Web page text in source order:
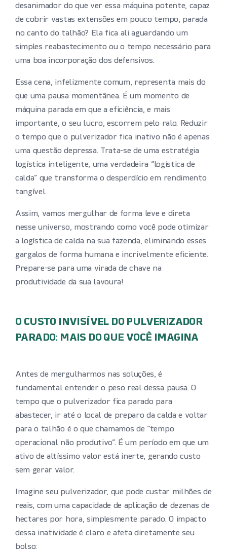
desanimador do que ver essa máquina potente, capaz
de cobrir vastas extensões em pouco tempo, parada
no canto do talhão? Ela fica ali aguardando um
simples reabastecimento ou o tempo necessário para
uma boa incorporação dos defensivos.
Essa cena, infelizmente comum, representa mais do
que uma pausa momentânea. É um momento de
máquina parada em que a eficiência, e mais
importante, o seu lucro, escorrem pelo ralo. Reduzir
o tempo que o pulverizador fica inativo não é apenas
uma questão depressa. Trata-se de uma estratégia
logística inteligente, uma verdadeira “logística de
calda” que transforma o desperdício em rendimento
tangível.
Assim, vamos mergulhar de forma leve e direta
nesse universo, mostrando como você pode otimizar
a logística de calda na sua fazenda, eliminando esses
gargalos de forma humana e incrivelmente eficiente.
Prepare-se para uma virada de chave na
produtividade da sua lavoura!
O CUSTO INVISÍVEL DO PULVERIZADOR
PARADO: MAIS DO QUE VOCÊ IMAGINA
Antes de mergulharmos nas soluções, é
fundamental entender o peso real dessa pausa. O
tempo que o pulverizador fica parado para
abastecer, ir até o local de preparo da calda e voltar
para o talhão é o que chamamos de “tempo
operacional não produtivo”. É um período em que um
ativo de altíssimo valor está inerte, gerando custo
sem gerar valor.
Imagine seu pulverizador, que pode custar milhões de
reais, com uma capacidade de aplicação de dezenas de
hectares por hora, simplesmente parado. O impacto
dessa inatividade é claro e afeta diretamente seu
bolso: